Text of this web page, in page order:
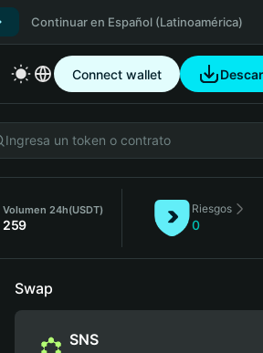
Continuar en Español (Latinoamérica)
Connect wallet
Volumen 24h(USDT)
259
Riesgos
0
Swap
SNS